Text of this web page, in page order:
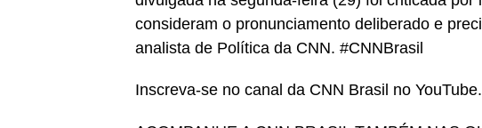
consideram o pronunciamento deliberado e
analista de Política da CNN. #CNNBrasil
Inscreva-se no canal da CNN Brasil no YouTube.